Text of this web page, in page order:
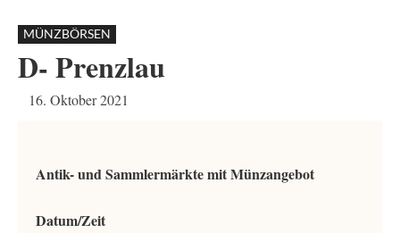
MÜNZBÖRSEN
D- Prenzlau
16. Oktober 2021
Antik- und Sammlermärkte mit Münzangebot
Datum/Zeit